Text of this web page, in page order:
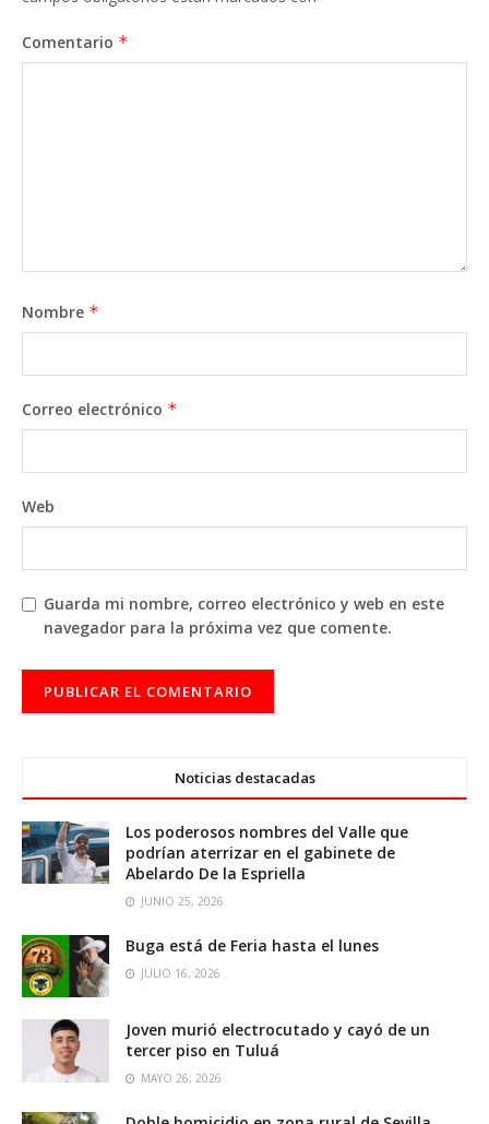
Comentario *
Nombre *
Correo electrónico *
Web
Guarda mi nombre, correo electrónico y web en este
navegador para la próxima vez que comente.
Noticias destacadas
Los poderosos nombres del Valle que
podrían aterrizar en el gabinete de
Abelardo De la Espriella
JUNIO 25, 2026
Buga está de Feria hasta el lunes
JULIO 16, 2026
Joven murió electrocutado y cayó de un
tercer piso en Tuluá
MAYO 26, 2026